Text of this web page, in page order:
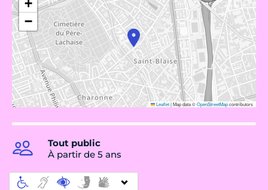
+
−
Leaflet|Map data ©OpenStreetMapcontributors
Tout public
À partir de 5 ans